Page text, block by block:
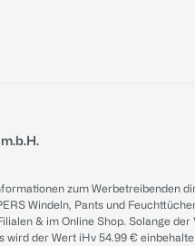
zum Werbetreibenden
Windeln, Pants und
& im Online Shop. Solange
der Wert iHv 54.99 €